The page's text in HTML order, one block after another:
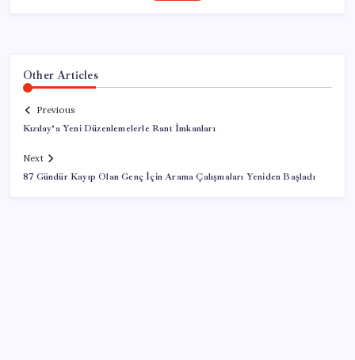
Other Articles
Previous
Kızılay’a Yeni Düzenlemelerle Rant İmkanları
Next
87 Gündür Kayıp Olan Genç İçin Arama Çalışmaları Yeniden Başladı